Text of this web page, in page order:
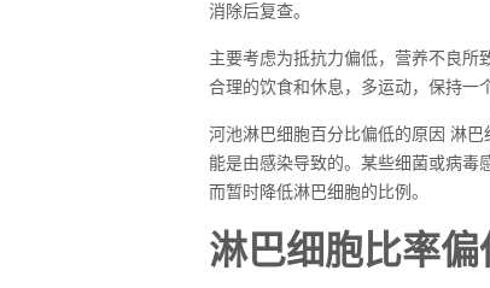
消除后复查。
主要考虑为抵抗力偏低，营养不良所
合理的饮食和休息，多运动，保持一
河池淋巴细胞百分比偏低的原因 淋
能是由感染导致的。某些细菌或病毒
而暂时降低淋巴细胞的比例。
淋巴细胞比率偏